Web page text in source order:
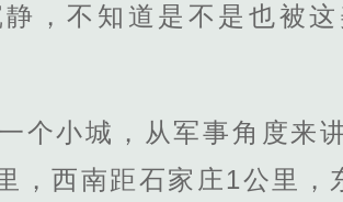
，不知道是不是也被
个小城，从军事角度来
西南距石家庄1公里，